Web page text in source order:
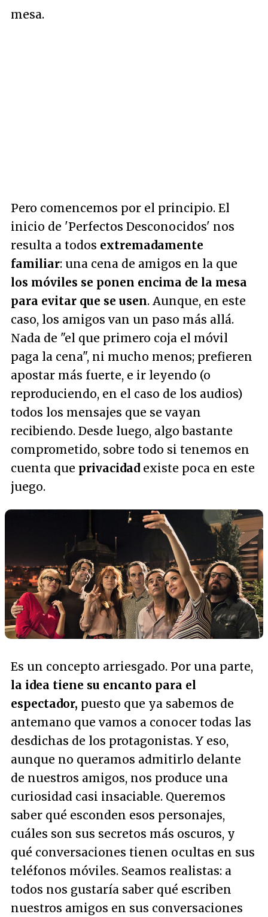
mesa.
Pero comencemos por el principio. El
inicio de 'Perfectos Desconocidos' nos
resulta a todos extremadamente
familiar: una cena de amigos en la que
los móviles se ponen encima de la mesa
para evitar que se usen. Aunque, en este
caso, los amigos van un paso más allá.
Nada de "el que primero coja el móvil
paga la cena", ni mucho menos; prefieren
apostar más fuerte, e ir leyendo (o
reproduciendo, en el caso de los audios)
todos los mensajes que se vayan
recibiendo. Desde luego, algo bastante
comprometido, sobre todo si tenemos en
cuenta que privacidad existe poca en este
juego.
Es un concepto arriesgado. Por una parte,
la idea tiene su encanto para el
espectador, puesto que ya sabemos de
antemano que vamos a conocer todas las
desdichas de los protagonistas. Y eso,
aunque no queramos admitirlo delante
de nuestros amigos, nos produce una
curiosidad casi insaciable. Queremos
saber qué esconden esos personajes,
cuáles son sus secretos más oscuros, y
qué conversaciones tienen ocultas en sus
teléfonos móviles. Seamos realistas: a
todos nos gustaría saber qué escriben
nuestros amigos en sus conversaciones